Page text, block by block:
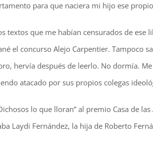
para que naciera mi hijo ese
textos que me habían censurados de ese
el concurso Alejo Carpentier. Tampoco
hervía después de leerlo. No dormía.
atacado por sus propios colegas
lo que lloran” al premio Casa de
Laydi Fernández, la hija de Roberto